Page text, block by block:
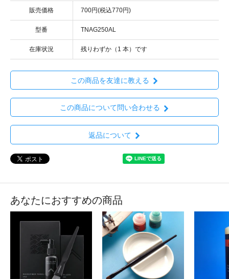
販売価格 700円(税込770円)
型番 TNAG250AL
在庫状況 残りわずか（1 本）です
この商品を友達に教える
この商品について問い合わせる
返品について
あなたにおすすめの商品